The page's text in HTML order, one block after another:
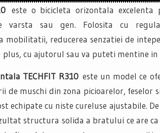
este o bicicleta orizontala excelenta
varsta sau gen. Folosita cu
mobilitatii, reducerea senzatiei de
plus, cu ajutorul sau va puteti mentine
TECHFIT R310 este un model ce
de muschi din zona picioarelor, feselor
echipate cu niste cureluse ajustabile.
structura solida a bratului ce are